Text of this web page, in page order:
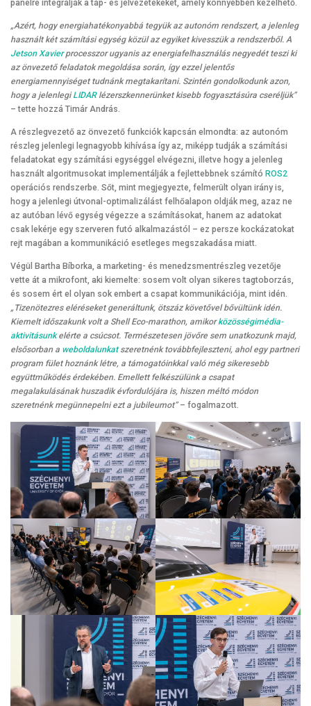
panelre integrálják a táp- és jelvezetékeket, amely könnyebben kezelhető.
„Azért, hogy energiahatékonyabbá tegyük az autonóm rendszert, a jelenleg
használt két számítási egység közül az egyiket kivesszük a rendszerből. A
Jetson Xavierprocesszor ugyanis az energiafelhasználás negyedét teszi ki
az önvezető feladatok megoldása során, így ezzel jelentős
energiamennyiséget tudnánk megtakarítani. Szintén gondolkodunk azon,
hogy a jelenlegiLIDARlézerszkennerünket kisebb fogyasztásúra cseréljük”
– tette hozzá Timár András.
A részlegvezető az önvezető funkciók kapcsán elmondta: az autonóm
részleg jelenlegi legnagyobb kihívása így az, miképp tudják a számítási
feladatokat egy számítási egységgel elvégezni, illetve hogy a jelenleg
használt algoritmusokat implementálják a fejlettebbnek számító ROS2
operációs rendszerbe. Sőt, mint megjegyezte, felmerült olyan irány is,
hogy a jelenlegi útvonal-optimalizálást felhőalapon oldják meg, azaz ne
az autóban lévő egység végezze a számításokat, hanem az adatokat
csak lekérje egy szerveren futó alkalmazástól – ez persze kockázatokat
rejt magában a kommunikáció esetleges megszakadása miatt.
Végül Bartha Bíborka, a marketing- és menedzsmentrészleg vezetője
vette át a mikrofont, aki kiemelte: sosem volt olyan sikeres tagtoborzás,
és sosem ért el olyan sok embert a csapat kommunikációja, mint idén.
„Tizenötezres eléréseket generáltunk, ötszáz követővel bővültünk idén.
Kiemelt időszakunk volt a Shell Eco-marathon, amikorközösségimédia-
aktivitásunkelérte a csúcsot. Természetesen jövőre sem unatkozunk majd,
elsősorban a weboldalunkatszeretnénk továbbfejleszteni, ahol egy partneri
program fület hoznánk létre, a támogatóinkkal való még sikeresebb
együttműködés érdekében. Emellett felkészülünk a csapat
megalakulásának huszadik évfordulójára is, hiszen méltó módon
szeretnénk megünnepelni ezt a jubileumot”– fogalmazott.